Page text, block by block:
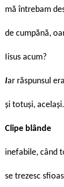
mă întrebam
de cumpănă,
Iisus acum?
Iar răspunsul
și totuși, același.
Clipe blânde
inefabile, când
se trezesc